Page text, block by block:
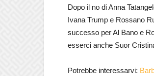
Dopo il no di Anna
Ivana Trump e Rossano
successo per Al Bano e
esserci anche Suor
Potrebbe interessarvi: